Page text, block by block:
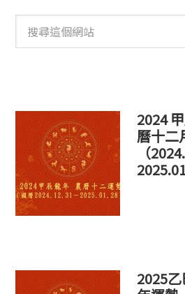
這
2024
曆十二
（
2025